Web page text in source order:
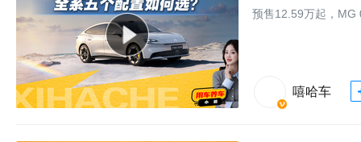
预售12.59万起，MG
嘻哈车